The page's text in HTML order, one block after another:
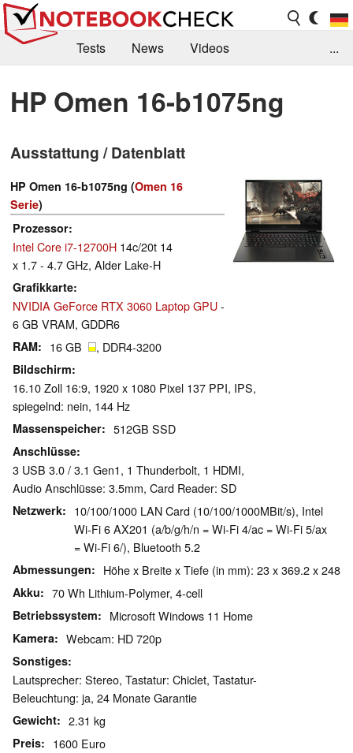
Tests News
Videos
Kaufberatung
Deals Suche
Jobs
Forum
...
HP Omen 16-b1075ng
Ausstattung / Datenblatt
HP Omen 16-b1075ng (Omen 16
Serie)
Prozessor
Intel Core i7-12700H 14c/20t 14
x 1.7 - 4.7 GHz, Alder Lake-H
Grafikkarte
NVIDIA GeForce RTX 3060 Laptop GPU-
6 GB VRAM, GDDR6
RAM 16 GB , DDR4-3200
Bildschirm
16.10 Zoll 16:9, 1920 x 1080 Pixel 137 PPI, IPS,
spiegelnd: nein, 144 Hz
Massenspeicher 512GB SSD
Anschlüsse
3 USB 3.0 / 3.1 Gen1, 1 Thunderbolt, 1 HDMI,
Audio Anschlüsse: 3.5mm, Card Reader: SD
Netzwerk
10/100/1000 LAN Card (10/100/1000MBit/s), Intel
Wi-Fi 6 AX201 (a/b/g/h/n = Wi-Fi 4/ac = Wi-Fi 5/ax
= Wi-Fi 6/), Bluetooth 5.2
Abmessungen Höhe x Breite x Tiefe (in mm): 23 x 369.2 x 248
Akku 70 Wh Lithium-Polymer, 4-cell
Betriebssystem Microsoft Windows 11 Home
Kamera Webcam: HD 720p
Sonstiges
Lautsprecher: Stereo, Tastatur: Chiclet, Tastatur-
Beleuchtung: ja, 24 Monate Garantie
Gewicht 2.31 kg
Preis 1600 Euro